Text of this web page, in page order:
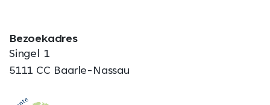
Bezoekadres
Singel 1
5111 CC Baarle-Nassau